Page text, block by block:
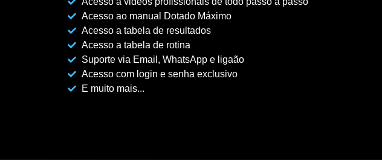
Acesso ao manual Dotado Máximo
Acesso a tabela de resultados
Acesso a tabela de rotina
Suporte via Email, WhatsApp e ligaão
Acesso com login e senha exclusivo
E muito mais...